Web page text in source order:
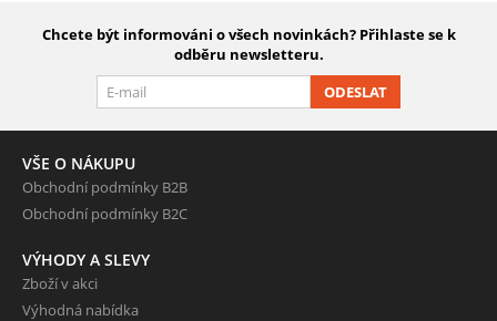
Chcete být informováni o všech novinkách? Přihlaste se k
odběru newsletteru.
ODESLAT
VŠE O NÁKUPU
Obchodní podmínky B2B
Obchodní podmínky B2C
VÝHODY A SLEVY
Zboží v akci
Výhodná nabídka